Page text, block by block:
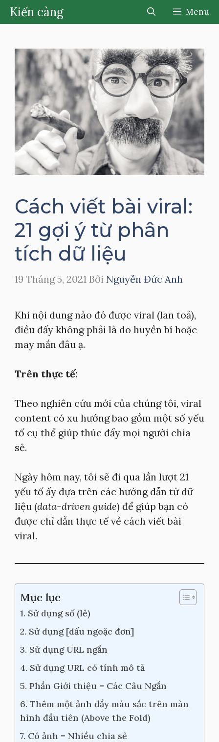
Chuyển
đến
dung
Kiến càng Menu
Cách viết bài viral:
21 gợi ý từ phân
tích dữ liệu
19 Tháng 5, 2021 Bởi Nguyễn Đức Anh
Khi nội dung nào đó được viral (lan toả),
điều đấy không phải là do huyền bí hoặc
may mắn đâu ạ.
Trên thực tế:
Theo nghiên cứu mới của chúng tôi, viral
content có xu hướng bao gồm một số yếu
tố cụ thể giúp thúc đẩy mọi người chia
sẻ.
Ngày hôm nay, tôi sẽ đi qua lần lượt 21
yếu tố ấy dựa trên các hướng dẫn từ dữ
liệu (data-driven guide) để giúp bạn có
được chỉ dẫn thực tế về cách viết bài
viral.
Mục lục
1. Sử dụng số (lẻ)
2. Sử dụng [dấu ngoặc đơn]
3. Sử dụng URL ngắn
4. Sử dụng URL có tính mô tả
5. Phần Giới thiệu = Các Câu Ngắn
6. Thêm một ảnh đầy màu sắc trên màn
hình đầu tiên (Above the Fold)
7. Có ảnh = Nhiều chia sẻ